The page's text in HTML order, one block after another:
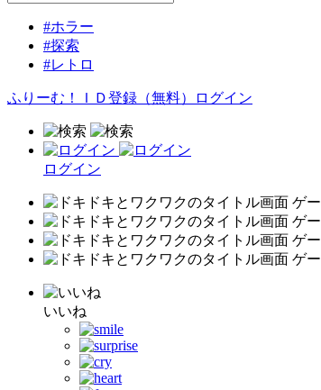
#ホラー
#探索
#レトロ
ふりーむ！ＩＤ登録（無料） ログイン
ログイン
いいね